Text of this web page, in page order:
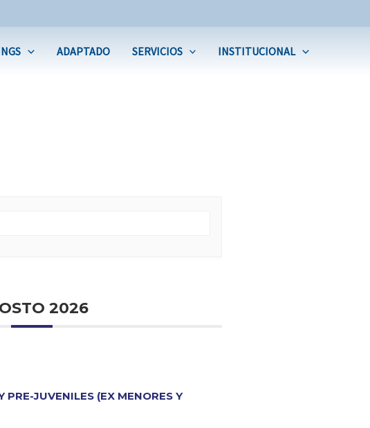
ADAPTADO SERVICIOS INSTITUCIONAL
2026
PRE-JUVENILES (EX MENORES Y